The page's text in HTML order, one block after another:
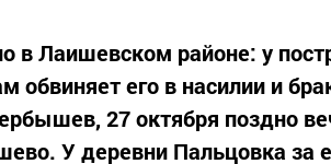
в Лаишевском районе: у
обвиняет его в насилии и
27 октября поздно
У деревни Пальцовка за